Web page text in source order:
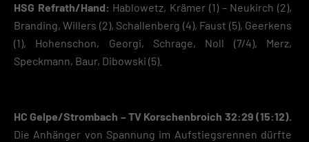
HSG Refrath/Hand: Hablowetz, Krämer (1) – Neukirch (2),
Branding, Willers (2), Schallenberg (4), Faust (5), Geerkens
(1), Hohenschon, Georgi, Schrage, Noll (7/4), Merz,
Speckmann, Baur, Dibowski (5).
HC Gelpe/Strombach – TV Korschenbroich 32:29 (15:12).
Die Anhänger von Spannung im Aufstiegsrennen dürfte